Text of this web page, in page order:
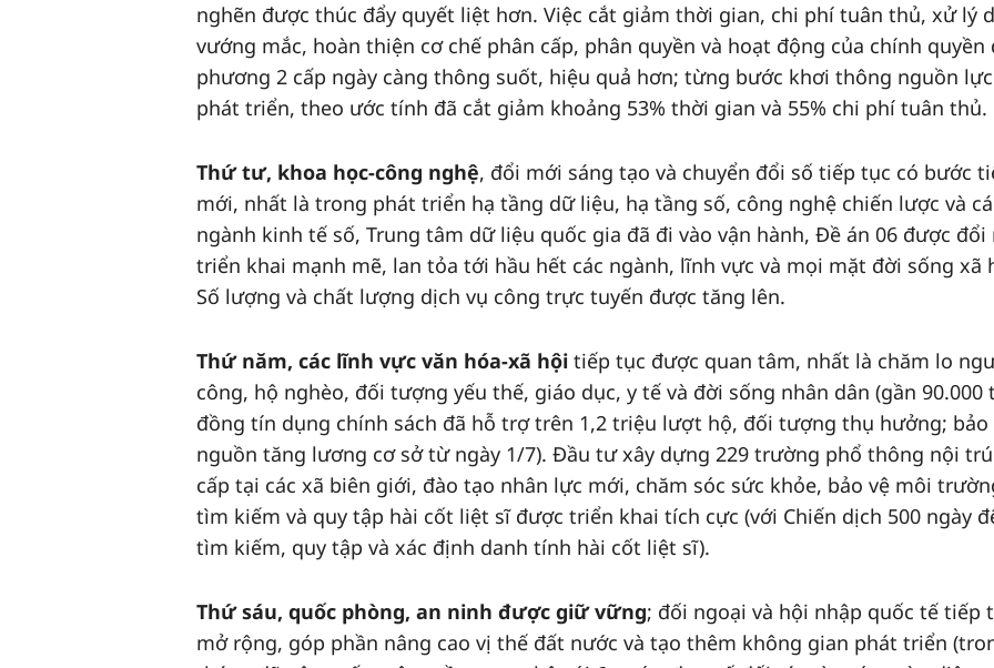
nghẽn được thúc đẩy quyết liệt hơn. Việc cắt giảm thời gian, chi phí tuân thủ, xử lý
vướng mắc, hoàn thiện cơ chế phân cấp, phân quyền và hoạt động của chính quyền
phương 2 cấp ngày càng thông suốt, hiệu quả hơn; từng bước khơi thông nguồn
phát triển, theo ước tính đã cắt giảm khoảng 53% thời gian và 55% chi phí tuân thủ.
Thứ tư, khoa học-công nghệ, đổi mới sáng tạo và chuyển đổi số tiếp tục có bước
mới, nhất là trong phát triển hạ tầng dữ liệu, hạ tầng số, công nghệ chiến lược và
ngành kinh tế số, Trung tâm dữ liệu quốc gia đã đi vào vận hành, Đề án 06 được đổi
triển khai mạnh mẽ, lan tỏa tới hầu hết các ngành, lĩnh vực và mọi mặt đời sống xã
Số lượng và chất lượng dịch vụ công trực tuyến được tăng lên.
Thứ năm, các lĩnh vực văn hóa-xã hội tiếp tục được quan tâm, nhất là chăm lo
công, hộ nghèo, đối tượng yếu thế, giáo dục, y tế và đời sống nhân dân (gần 90.000
đồng tín dụng chính sách đã hỗ trợ trên 1,2 triệu lượt hộ, đối tượng thụ hưởng; bảo
nguồn tăng lương cơ sở từ ngày 1/7). Đầu tư xây dựng 229 trường phổ thông nội
cấp tại các xã biên giới, đào tạo nhân lực mới, chăm sóc sức khỏe, bảo vệ môi
tìm kiếm và quy tập hài cốt liệt sĩ được triển khai tích cực (với Chiến dịch 500 ngày
tìm kiếm, quy tập và xác định danh tính hài cốt liệt sĩ).
Thứ sáu, quốc phòng, an ninh được giữ vững; đối ngoại và hội nhập quốc tế tiếp
mở rộng, góp phần nâng cao vị thế đất nước và tạo thêm không gian phát triển